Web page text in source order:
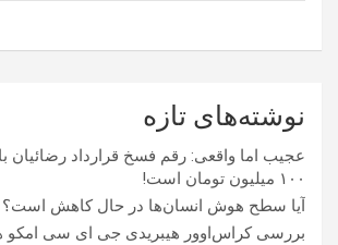
نوشته‌های تازه
عجیب اما واقعی: رقم فسخ قرارداد رضائیان
۱۰۰ میلیون تومان است!
آیا سطح هوش انسان‌ها در حال کاهش است؟